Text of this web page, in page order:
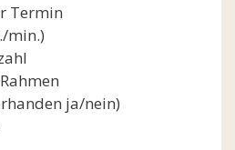
Termin
min.)
ja/nein)